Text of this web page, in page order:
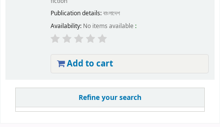
Refine your search
Publication details:বাংলাদেশ
Availability: No items available :
Add to cart